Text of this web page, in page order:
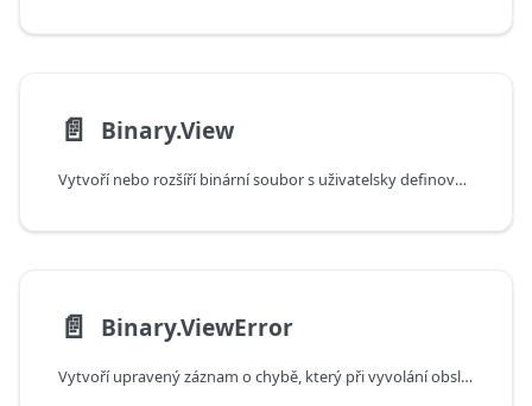
📄️ Binary.View
Vytvoří nebo rozšíří binární soubor s uživatelsky definovanými obslužnými rutinami pro operace dotazů a akcí.
📄️ Binary.ViewError
Vytvoří upravený záznam o chybě, který při vyvolání obslužnou rutinou definovanou v zobrazení (přes Binary.View) neaktivuje náhradní řešení.